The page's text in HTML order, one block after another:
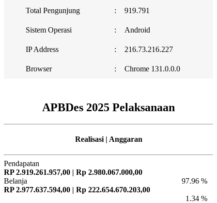
Total Pengunjung : 919.791
Sistem Operasi : Android
IP Address : 216.73.216.227
Browser : Chrome 131.0.0.0
APBDes 2025 Pelaksanaan
Realisasi | Anggaran
Pendapatan
RP 2.919.261.957,00 | Rp 2.980.067.000,00
97.96 %
Belanja
RP 2.977.637.594,00 | Rp 222.654.670.203,00
1.34 %